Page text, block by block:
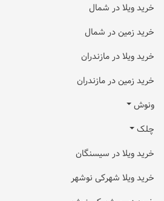
خرید ویلا در شمال
خرید زمین در شمال
خرید ویلا در مازندران
خرید زمین در مازندران
ونوش
چلک
خرید ویلا در سیسنگان
خرید ویلا شهرکی نوشهر